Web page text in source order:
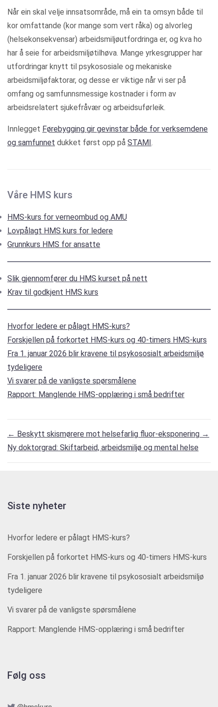
Når ein skal velje innsatsområde, må ein ta omsyn både til
kor omfattande (kor mange som vert råka) og alvorleg
(helsekonsekvensar) arbeidsmiljøutfordringa er, og kva ho
har å seie for arbeidsmiljøtilhøva. Mange yrkesgrupper har
utfordringar knytt til psykososiale og mekaniske
arbeidsmiljøfaktorar, og desse er viktige når vi ser på
omfang og samfunnsmessige kostnader i form av
arbeidsrelatert sjukefråvær og arbeidsuførleik.
Innlegget Førebygging gir gevinstar både for verksemdene
og samfunnet dukket først opp på STAMI.
Våre HMS kurs
HMS-kurs for verneombud og AMU
Lovpålagt HMS kurs for ledere
Grunnkurs HMS for ansatte
Slik gjennomfører du HMS kurset på nett
Krav til godkjent HMS kurs
Hvorfor ledere er pålagt HMS-kurs?
Forskjellen på forkortet HMS-kurs og 40-timers HMS-kurs
Fra 1. januar 2026 blir kravene til psykososialt arbeidsmiljø
tydeligere
Vi svarer på de vanligste spørsmålene
Rapport: Manglende HMS-opplæring i små bedrifter
← Beskytt skismørere mot helsefarlig fluor-eksponering →
Ny doktorgrad: Skiftarbeid, arbeidsmiljø og mental helse
Siste nyheter
Hvorfor ledere er pålagt HMS-kurs?
Forskjellen på forkortet HMS-kurs og 40-timers HMS-kurs
Fra 1. januar 2026 blir kravene til psykososialt arbeidsmiljø
tydeligere
Vi svarer på de vanligste spørsmålene
Rapport: Manglende HMS-opplæring i små bedrifter
Følg oss